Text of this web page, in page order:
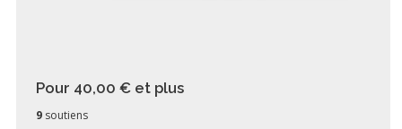
Pour 40,00 € et plus
9 soutiens